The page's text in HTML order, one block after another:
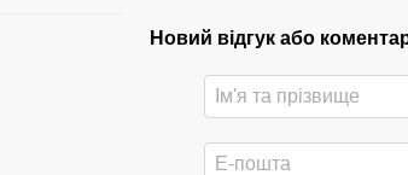
Новий відгук або